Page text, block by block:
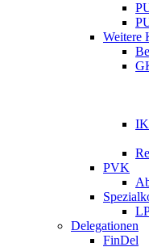
Weitere
PVK
Delegationen
FinDel